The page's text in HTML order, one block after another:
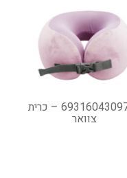
6931604309784 – כרית
צוואר